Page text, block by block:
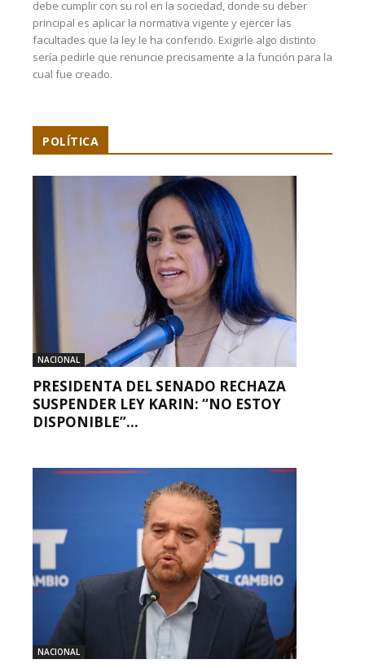
debe cumplir con su rol en la sociedad, donde su deber
principal es aplicar la normativa vigente y ejercer las
facultades que la ley le ha conferido. Exigirle algo distinto
sería pedirle que renuncie precisamente a la función para la
cual fue creado.
POLÍTICA
NACIONAL
PRESIDENTA DEL SENADO RECHAZA
SUSPENDER LEY KARIN: “NO ESTOY
DISPONIBLE”...
NACIONAL